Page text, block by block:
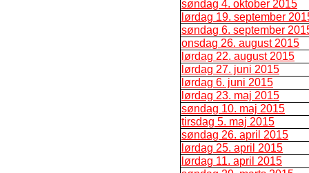
søndag 4. oktober 2015
lørdag 19. september
søndag 6. september
onsdag 26. august 2015
lørdag 22. august 2015
lørdag 27. juni 2015
lørdag 6. juni 2015
lørdag 23. maj 2015
søndag 10. maj 2015
tirsdag 5. maj 2015
søndag 26. april 2015
lørdag 25. april 2015
lørdag 11. april 2015